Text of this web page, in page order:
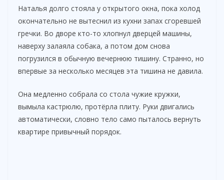
Наталья долго стояла у открытого окна, пока холод
окончательно не вытеснил из кухни запах сгоревшей
гречки. Во дворе кто-то хлопнул дверцей машины,
наверху залаяла собака, а потом дом снова
погрузился в обычную вечернюю тишину. Странно, но
впервые за несколько месяцев эта тишина не давила.
Она медленно собрала со стола чужие кружки,
вымыла кастрюлю, протёрла плиту. Руки двигались
автоматически, словно тело само пыталось вернуть
квартире привычный порядок.